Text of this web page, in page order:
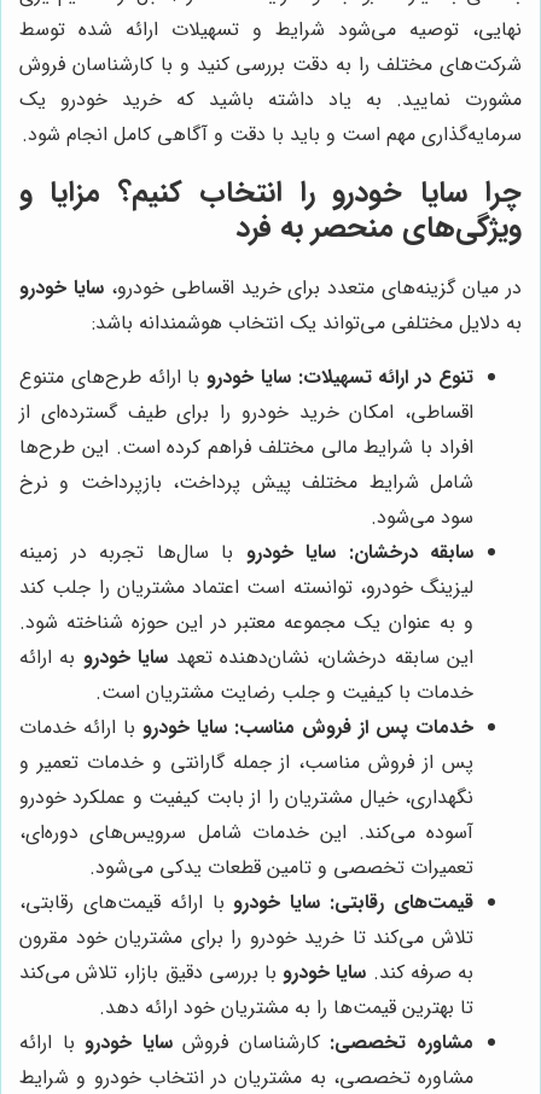
نهایی، توصیه می‌شود شرایط و تسهیلات ارائه شده توسط
شرکت‌های مختلف را به دقت بررسی کنید و با کارشناسان فروش
مشورت نمایید. به یاد داشته باشید که خرید خودرو یک
سرمایه‌گذاری مهم است و باید با دقت و آگاهی کامل انجام شود.
چرا سایا خودرو را انتخاب کنیم؟ مزایا و
ویژگی‌های منحصر به فرد
در میان گزینه‌های متعدد برای خرید اقساطی خودرو،سایا خودرو
به دلایل مختلفی می‌تواند یک انتخاب هوشمندانه باشد:
تنوع در ارائه تسهیلات: سایا خودرو با ارائه طرح‌های متنوع
اقساطی، امکان خرید خودرو را برای طیف گسترده‌ای از
افراد با شرایط مالی مختلف فراهم کرده است. این طرح‌ها
شامل شرایط مختلف پیش پرداخت، بازپرداخت و نرخ
سود می‌شود.
سابقه درخشان: سایا خودرو با سال‌ها تجربه در زمینه
لیزینگ خودرو، توانسته است اعتماد مشتریان را جلب کند
و به عنوان یک مجموعه معتبر در این حوزه شناخته شود.
این سابقه درخشان، نشان‌دهنده تعهد سایا خودرو به ارائه
خدمات با کیفیت و جلب رضایت مشتریان است.
خدمات پس از فروش مناسب: سایا خودرو با ارائه خدمات
پس از فروش مناسب، از جمله گارانتی و خدمات تعمیر و
نگهداری، خیال مشتریان را از بابت کیفیت و عملکرد خودرو
آسوده می‌کند. این خدمات شامل سرویس‌های دوره‌ای،
تعمیرات تخصصی و تامین قطعات یدکی می‌شود.
قیمت‌های رقابتی: سایا خودرو با ارائه قیمت‌های رقابتی،
تلاش می‌کند تا خرید خودرو را برای مشتریان خود مقرون
به صرفه کند. سایا خودرو با بررسی دقیق بازار، تلاش می‌کند
تا بهترین قیمت‌ها را به مشتریان خود ارائه دهد.
مشاوره تخصصی: کارشناسان فروشسایا خودرو با ارائه
مشاوره تخصصی، به مشتریان در انتخاب خودرو و شرایط